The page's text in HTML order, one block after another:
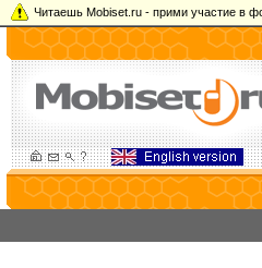
Читаешь Mobiset.ru - прими участие в